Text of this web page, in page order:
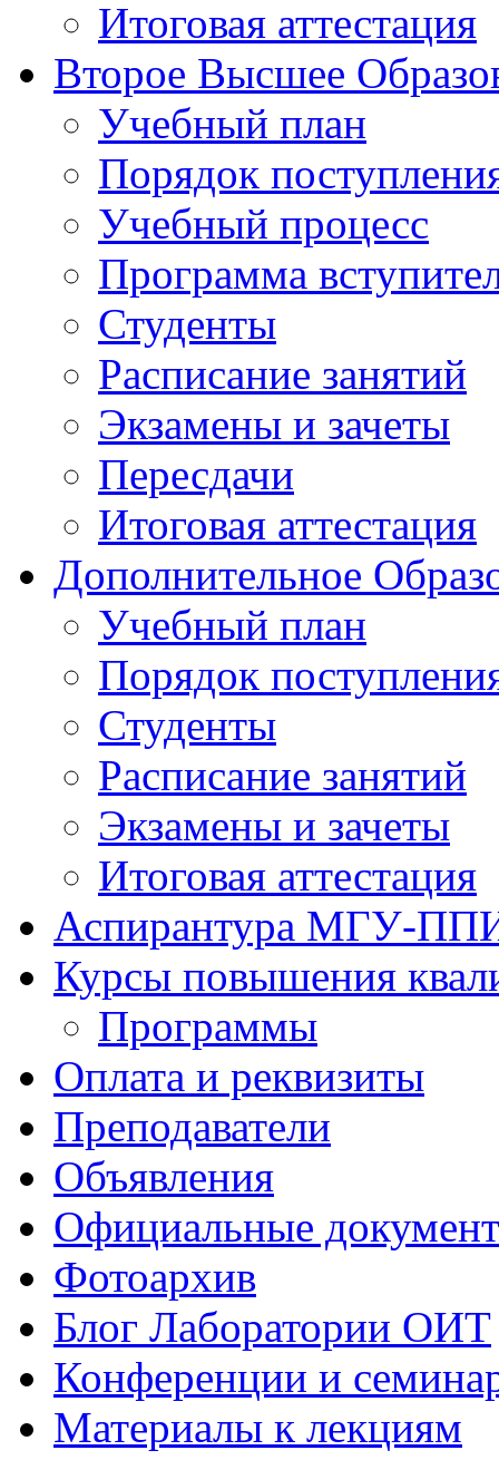
Итоговая аттестация
Второе Высшее
Учебный план
Порядок
Учебный процесс
Программа
Студенты
Расписание занятий
Экзамены и зачеты
Пересдачи
Итоговая аттестация
Дополнительное
Учебный план
Порядок
Студенты
Расписание занятий
Экзамены и зачеты
Итоговая аттестация
Аспирантура МГУ-
Курсы повышения
Программы
Оплата и реквизиты
Преподаватели
Объявления
Официальные
Фотоархив
Блог Лаборатории ОИТ
Конференции и
Материалы к лекциям